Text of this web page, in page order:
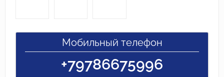
Мобильный телефон
+79786675996